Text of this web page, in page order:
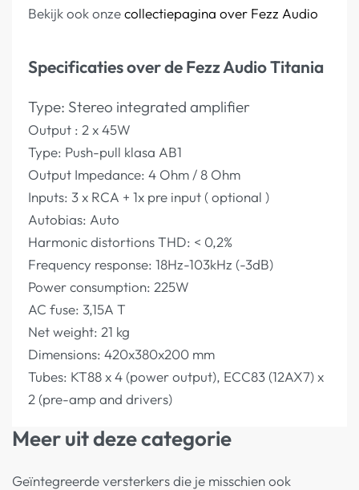
Bekijk ook onzecollectiepagina over Fezz Audio
Specificaties over de Fezz Audio Titania
Type: Stereo integrated amplifier
Output : 2 x 45W
Type: Push-pull klasa AB1
Output Impedance: 4 Ohm / 8 Ohm
Inputs: 3 x RCA + 1x pre input ( optional )
Autobias: Auto
Harmonic distortions THD: < 0,2%
Frequency response: 18Hz-103kHz (-3dB)
Power consumption: 225W
AC fuse: 3,15A T
Net weight: 21 kg
Dimensions: 420x380x200 mm
Tubes: KT88 x 4 (power output), ECC83 (12AX7) x
2 (pre-amp and drivers)
Meer uit deze categorie
Geïntegreerde versterkers die je misschien ook